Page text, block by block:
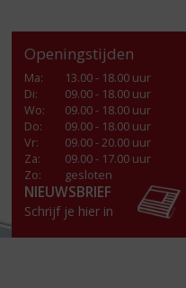
Openingstijden
Ma:
13.00 - 18.00 uur
Di:
09.00 - 18.00 uur
Wo:
09.00 - 18.00 uur
Do:
09.00 - 18.00 uur
Vr:
09.00 - 20.00 uur
Za:
09.00 - 17.00 uur
Zo:
gesloten
NIEUWSBRIEF
Schrijf je hier in